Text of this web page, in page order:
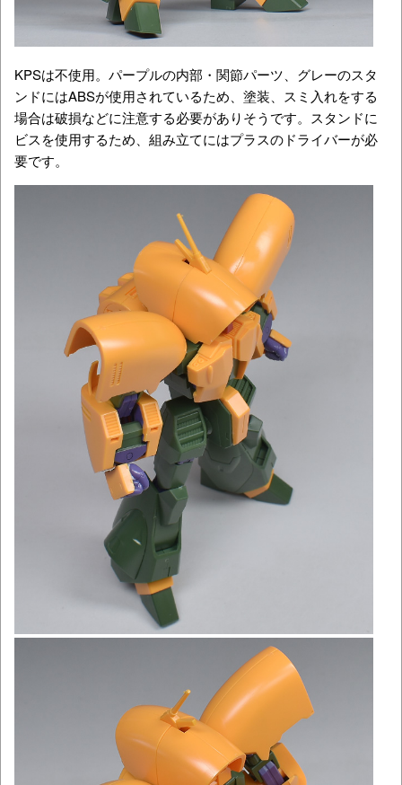
KPSは不使用。パープルの内部・関節パーツ、グレーのスタ
ンドにはABSが使用されているため、塗装、スミ入れをする
場合は破損などに注意する必要がありそうです。スタンドに
ビスを使用するため、組み立てにはプラスのドライバーが必
要です。